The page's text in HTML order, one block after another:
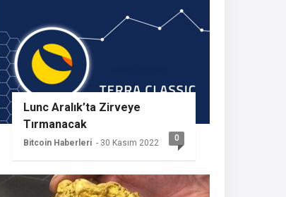
Lunc Aralık’ta Zirveye
Tırmanacak
Bitcoin Haberleri - 30 Kasım 2022 0